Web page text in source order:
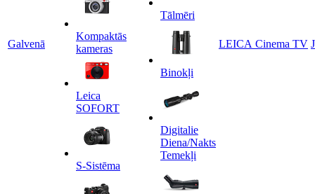
Galvenā
Kompaktās
kameras
Leica
SOFORT
S-Sistēma
Tālmēri
Binokļi
Digitalie
Diena/Nakts
Temekļi
LEICA Cinema TV